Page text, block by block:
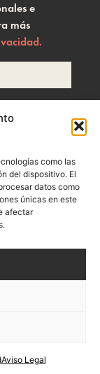
como las
del dispositivo. El
datos como
únicas en este
afectar
Aviso Legal
e
más